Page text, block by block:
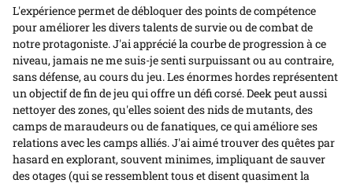
L'expérience permet de débloquer des points de compétence
pour améliorer les divers talents de survie ou de combat de
notre protagoniste. J'ai apprécié la courbe de progression à ce
niveau, jamais ne me suis-je senti surpuissant ou au contraire,
sans défense, au cours du jeu. Les énormes hordes représentent
un objectif de fin de jeu qui offre un défi corsé. Deek peut aussi
nettoyer des zones, qu'elles soient des nids de mutants, des
camps de maraudeurs ou de fanatiques, ce qui améliore ses
relations avec les camps alliés. J'ai aimé trouver des quêtes par
hasard en explorant, souvent minimes, impliquant de sauver
des otages (qui se ressemblent tous et disent quasiment la